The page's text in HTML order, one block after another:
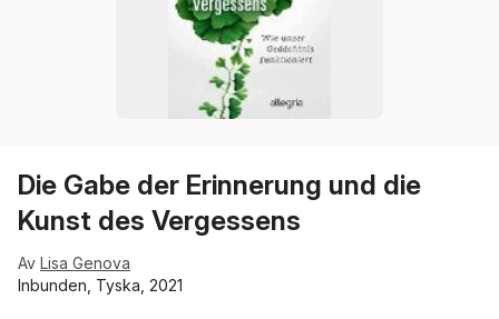
Die Gabe der Erinnerung und die
Kunst des Vergessens
Av Lisa Genova
Inbunden, Tyska, 2021